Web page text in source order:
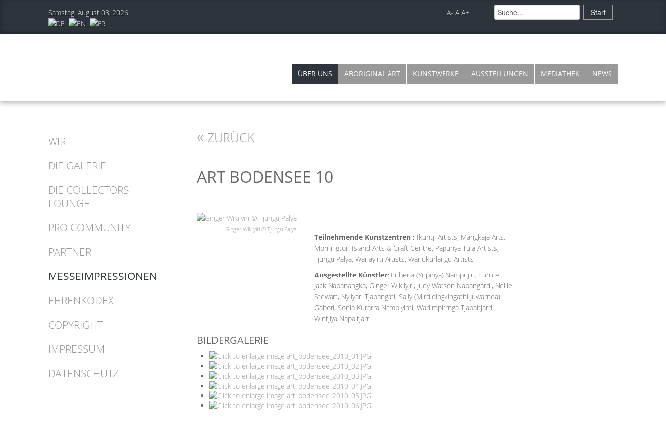
Samstag, August 08, 2026 A- A A+
ÜBER UNS ABORIGINAL ART KUNSTWERKE AUSSTELLUNGEN MEDIATHEK NEWS
« ZURÜCK
ART BODENSEE 10
Ginger Wikilyiri © Tjungu Palya
Teilnehmende Kunstzentren : Ikuntji Artists, Mangkaja Arts,
Mornington Island Arts & Craft Centre, Papunya Tula Artists,
Tjungu Palya, Warlayirti Artists, Warlukurlangu Artists
Ausgestellte Künstler: Eubena (Yupinya) Nampitjin, Eunice
Jack Napanangka, Ginger Wikilyiri, Judy Watson Napangardi, Nellie
Stewart, Nyilyari Tjapangati, Sally (Mirdidingkingathi Juwarnda)
Gabori, Sonia Kurarra Nampiyinti, Warlimpirrnga Tjapaltjarri,
Wintjiya Napaltjarri
BILDERGALERIE
WIR
DIE GALERIE
DIE COLLECTORS
LOUNGE
PRO COMMUNITY
PARTNER
MESSEIMPRESSIONEN
EHRENKODEX
COPYRIGHT
IMPRESSUM
DATENSCHUTZ